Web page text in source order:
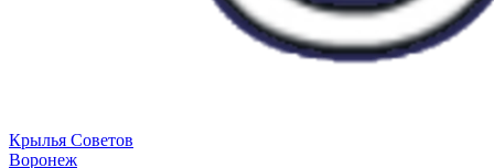
Крылья Советов
Воронеж